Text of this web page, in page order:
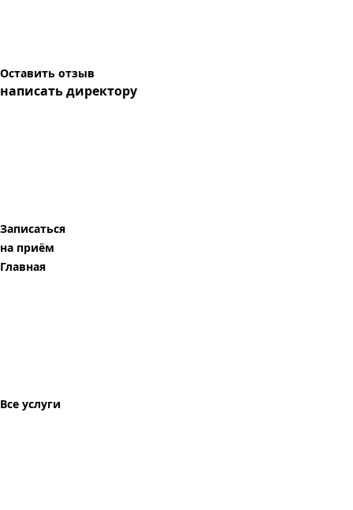
Оставить отзыв
написать директору
Записаться
на приём
Главная
Все услуги